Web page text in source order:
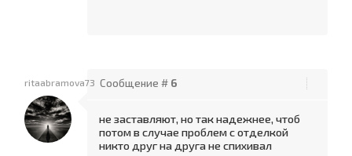
ritaabramova73 Сообщение # 6
не заставляют, но так надежнее, чтоб
потом в случае проблем с отделкой
никто друг на друга не спихивал